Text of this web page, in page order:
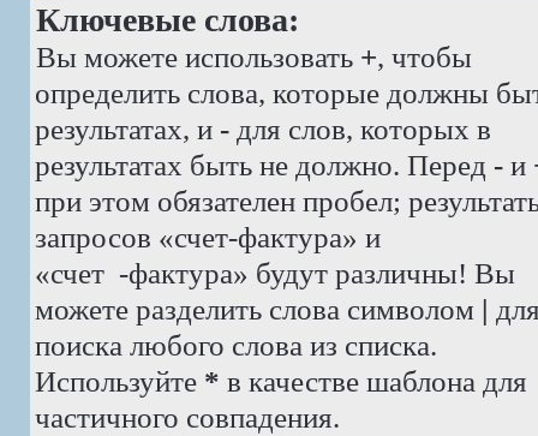
Ключевые слова:
Вы можете использовать +, чтобы
определить слова, которые должны
результатах, и - для слов, которых в
результатах быть не должно. Перед - и
при этом обязателен пробел;
запросов «счет-фактура» и
«счет -фактура» будут различны! Вы
можете разделить слова символом |
поиска любого слова из списка.
Используйте * в качестве шаблона для
частичного совпадения.